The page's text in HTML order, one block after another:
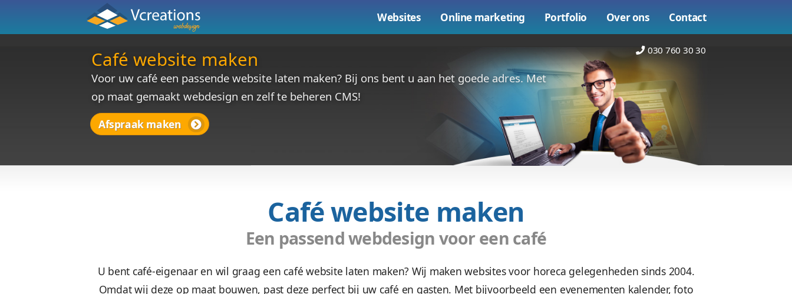
Café website maken
Café website maken
Voor uw café een passende website laten maken? Bij ons bent u aan het goede adres. Met
op maat gemaakt webdesign en zelf te beheren CMS!
Websites Online marketing Portfolio